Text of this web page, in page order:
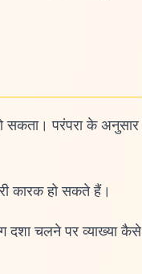
सकता। परंपरा के अनुसार
कारक हो सकते हैं।
दशा चलने पर व्याख्या कैसे